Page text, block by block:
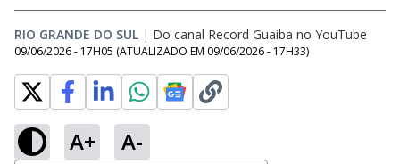
RIO GRANDE DO SUL | Do canal Record Guaiba no YouTube
09/06/2026 - 17H05 (ATUALIZADO EM 09/06/2026 - 17H33)
A+ A-